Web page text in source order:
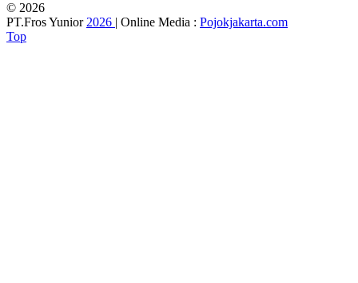
© 2026
PT.Fros Yunior2026 | Online Media : Pojokjakarta.com
Top